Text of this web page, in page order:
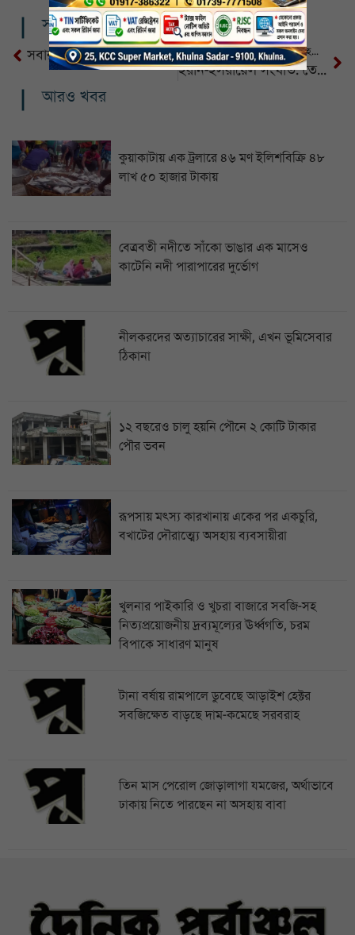
সম্পর্কিত খবর
সবার উচিত বাড়িতে কিছু না কিছু ফল গাছ লাগানো সন্ধ্যার মধ্যে দেশের যেসব অঞ্চলে হতে পারে ঝড়
ইরান-ইসরায়েল সংঘাত: তেহরানে দূতাবাস বন্ধ করল অস্ট্রেলিয়া
আরও খবর
কুয়াকাটায় এক ট্রলারে ৪৬ মণ ইলিশবিক্রি ৪৮
লাখ ৫০ হাজার টাকায়
বেত্রবতী নদীতে সাঁকো ভাঙার এক মাসেও
কাটেনি নদী পারাপারের দুর্ভোগ
নীলকরদের অত্যাচারের সাক্ষী, এখন ভূমিসেবার
ঠিকানা
১২ বছরেও চালু হয়নি পৌনে ২ কোটি টাকার
পৌর ভবন
রূপসায় মৎস্য কারখানায় একের পর একচুরি,
বখাটের দৌরাত্ম্যে অসহায় ব্যবসায়ীরা
খুলনার পাইকারি ও খুচরা বাজারে সবজি-সহ
নিত্যপ্রয়োজনীয় দ্রব্যমূল্যের ঊর্ধ্বগতি, চরম
বিপাকে সাধারণ মানুষ
টানা বর্ষায় রামপালে ডুবেছে আড়াইশ হেক্টর
সবজিক্ষেত বাড়ছে দাম-কমেছে সরবরাহ
তিন মাস পেরোল জোড়ালাগা যমজের, অর্থাভাবে
ঢাকায় নিতে পারছেন না অসহায় বাবা